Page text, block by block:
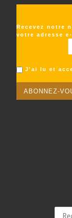
Recevez notre
votre adresse
J'ai lu et